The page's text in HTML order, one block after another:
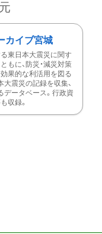
カイブ宮城
東日本大震災に関す
もに、防災・減災対策
果的な利活用を図る
大震災の記録を収集、
データベース。行政資
収録。